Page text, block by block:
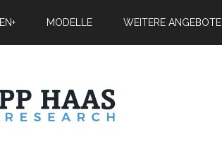
MODELLE WEITERE ANGEBOTE